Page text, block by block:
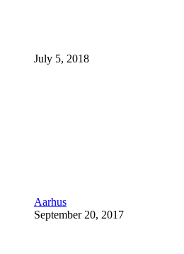
July 5, 2018
Aarhus
September 20, 2017